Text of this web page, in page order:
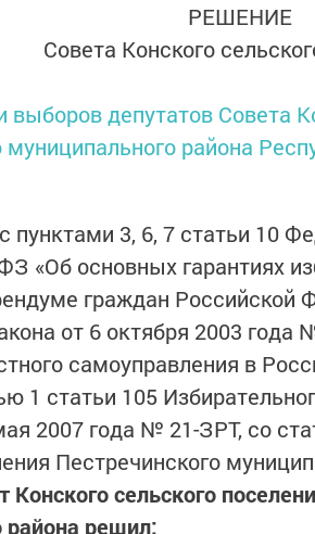
РЕШЕНИЕ
Совета Конского
выборов депутатов Совета
муниципального района
пунктами 3, 6, 7 статьи 10
«Об основных гарантиях
граждан Российской
от 6 октября 2003
самоуправления в
1 статьи 105
2007 года № 21-ЗРТ, со
Пестречинского
Конского сельского
района решил: